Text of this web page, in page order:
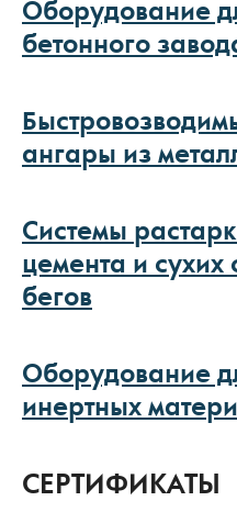
Оборудование
бетонного
ангары из
Системы
цемента и сухих
бегов
Оборудование
инертных
СЕРТИФИКАТЫ